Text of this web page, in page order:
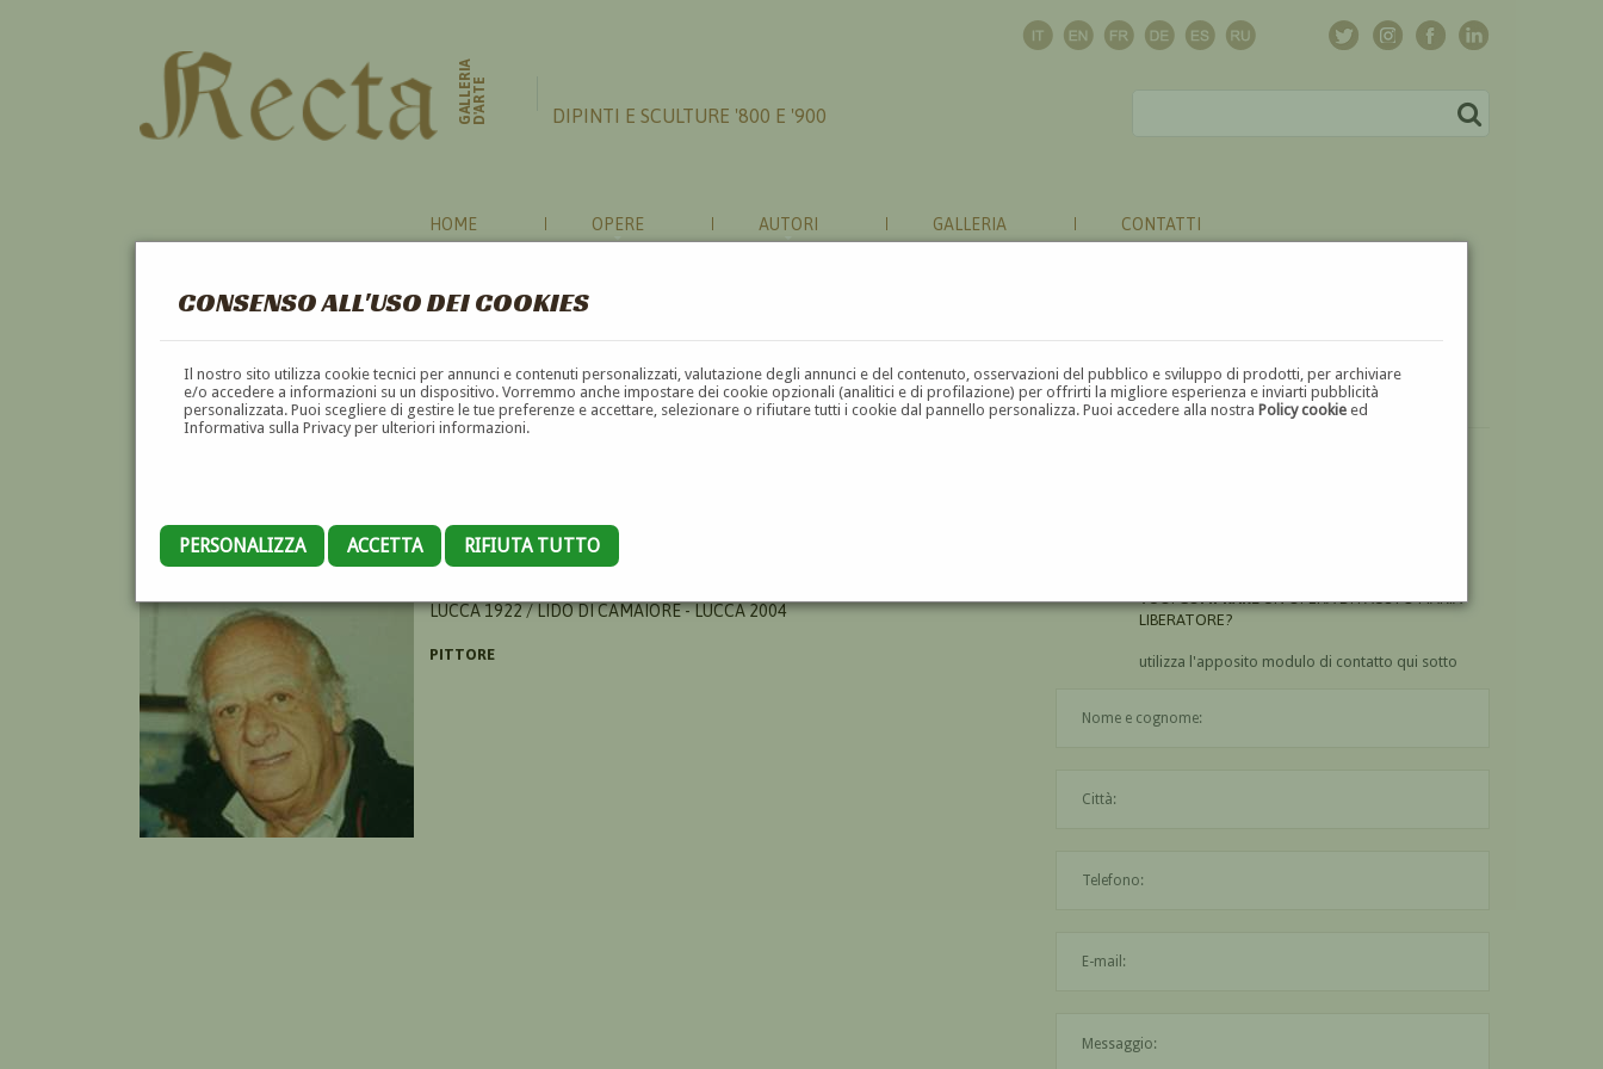
CONSENSO ALL'USO DEI COOKIES
Il nostro sito utilizza cookie tecnici per annunci e contenuti personalizzati, valutazione degli annunci e del contenuto, osservazioni del pubblico e sviluppo di prodotti, per archiviare
e/o accedere a informazioni su un dispositivo. Vorremmo anche impostare dei cookie opzionali (analitici e di profilazione) per offrirti la migliore esperienza e inviarti pubblicità
personalizzata. Puoi scegliere di gestire le tue preferenze e accettare, selezionare o rifiutare tutti i cookie dal pannello personalizza. Puoi accedere alla nostraPolicy cookie ed
Informativa sulla Privacy per ulteriori informazioni.
PERSONALIZZA ACCETTA RIFIUTA TUTTO
GALLERIAD'ARTE DIPINTI E SCULTURE '800 E '900
HOME OPERE AUTORI GALLERIA CONTATTI
FAUSTO MARIA LIBERATORE
LUCCA 1922 / LIDO DI CAMAIORE - LUCCA 2004
PITTORE
VUOICOMPRAREUN'OPERA DI FAUSTO MARIA
LIBERATORE?
utilizza l'apposito modulo di contatto qui sotto